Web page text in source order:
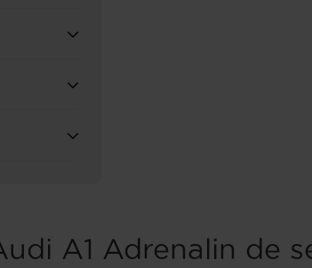
A1 Adrenalin de